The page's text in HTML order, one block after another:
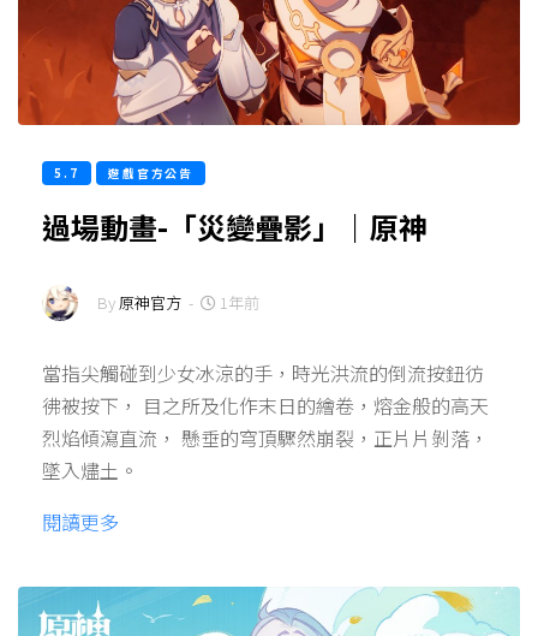
5.7 遊戲官方公告
過場動畫-「災變疊影」｜原神
By原神官方 - 1年前
當指尖觸碰到少女冰涼的手，時光洪流的倒流按鈕彷
彿被按下， 目之所及化作末日的繪卷，熔金般的高天
烈焰傾瀉直流， 懸垂的穹頂驟然崩裂，正片片剝落，
墜入燼土。
閱讀更多